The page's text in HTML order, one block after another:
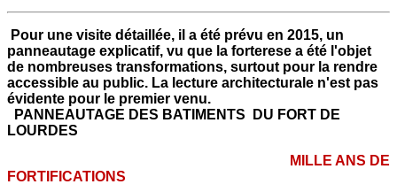
Pour une visite détaillée, il a été prévu en 2015, un
panneautage explicatif, vu que la forterese a été l'objet
de nombreuses transformations, surtout pour la rendre
accessible au public. La lecture architecturale n'est pas
évidente pour le premier venu.
PANNEAUTAGE DES BATIMENTS DU FORT DE
LOURDES
MILLE ANS DE
FORTIFICATIONS